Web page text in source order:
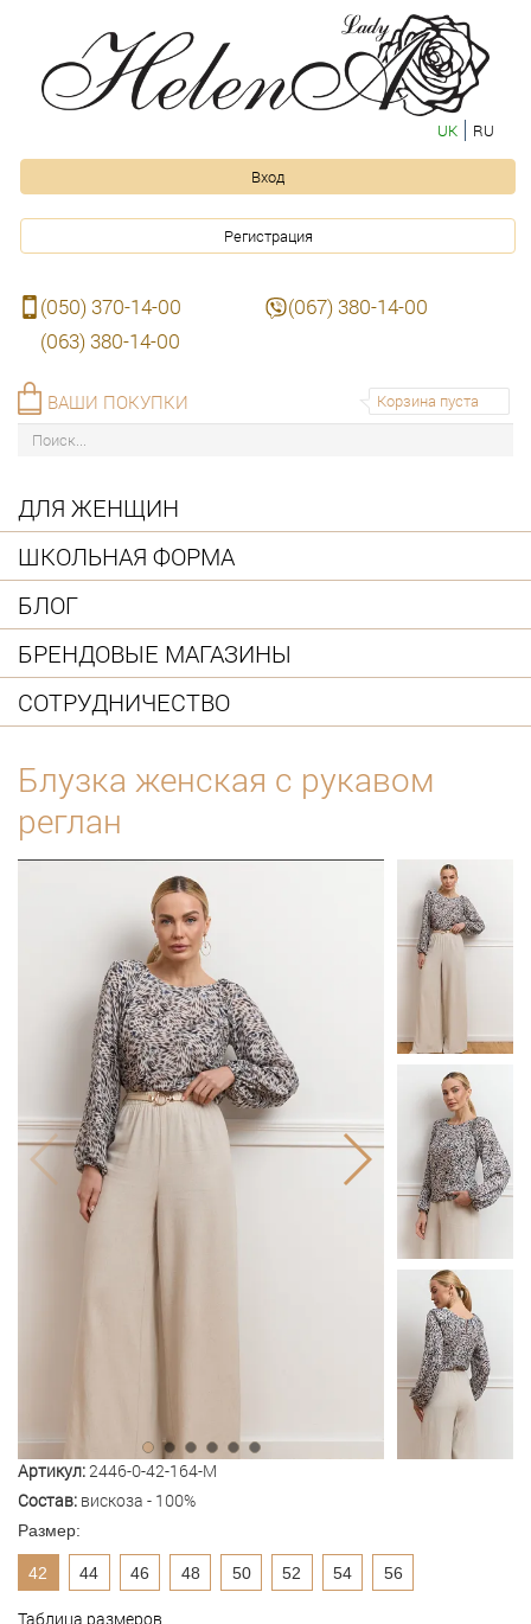
UK RU
Вход
Регистрация
(050) 370-14-00
(067) 380-14-00
(063) 380-14-00
Корзина пуста
ВАШИ ПОКУПКИ
ДЛЯ ЖЕНЩИН
ШКОЛЬНАЯ ФОРМА
БЛОГ
БРЕНДОВЫЕ МАГАЗИНЫ
СОТРУДНИЧЕСТВО
Блузка женская с рукавом
реглан
Артикул:2446-0-42-164-M
Состав: вискоза - 100%
Размер:
42 44 46 48 50 52 54 56
Таблица размеров